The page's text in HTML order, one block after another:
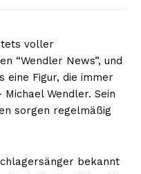
voller
“Wendler News”, und
eine Figur, die immer
Wendler. Sein
sorgen regelmäßig
bekannt